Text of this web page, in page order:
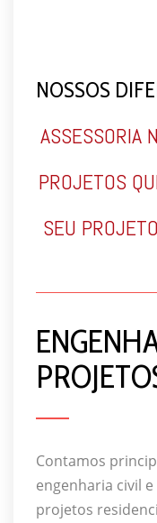
NOSSOS
ASSESSORIA
PROJETOS
SEU
Contamos
engenharia civil
projetos